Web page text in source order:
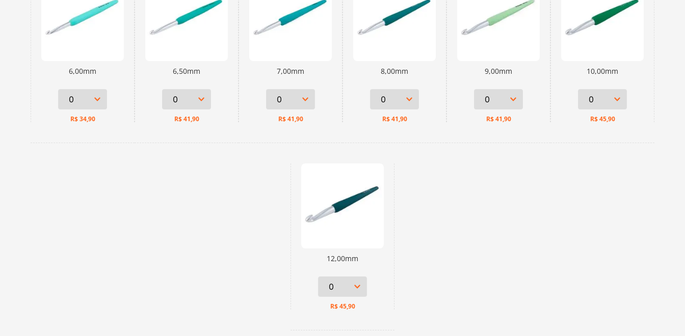
6,00mm
R$34,90
6,50mm
R$41,90
7,00mm
R$41,90
8,00mm
R$41,90
9,00mm
R$41,90
10,00mm
R$45,90
12,00mm
R$45,90